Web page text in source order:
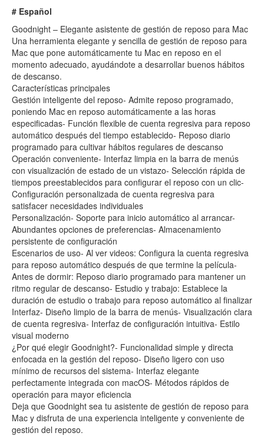
# Español
Goodnight – Elegante asistente de gestión de reposo para Mac
Una herramienta elegante y sencilla de gestión de reposo para
Mac que pone automáticamente tu Mac en reposo en el
momento adecuado, ayudándote a desarrollar buenos hábitos
de descanso.
Características principales
Gestión inteligente del reposo- Admite reposo programado,
poniendo Mac en reposo automáticamente a las horas
especificadas- Función flexible de cuenta regresiva para reposo
automático después del tiempo establecido- Reposo diario
programado para cultivar hábitos regulares de descanso
Operación conveniente- Interfaz limpia en la barra de menús
con visualización de estado de un vistazo- Selección rápida de
tiempos preestablecidos para configurar el reposo con un clic-
Configuración personalizada de cuenta regresiva para
satisfacer necesidades individuales
Personalización- Soporte para inicio automático al arrancar-
Abundantes opciones de preferencias- Almacenamiento
persistente de configuración
Escenarios de uso- Al ver videos: Configura la cuenta regresiva
para reposo automático después de que termine la película-
Antes de dormir: Reposo diario programado para mantener un
ritmo regular de descanso- Estudio y trabajo: Establece la
duración de estudio o trabajo para reposo automático al finalizar
Interfaz- Diseño limpio de la barra de menús- Visualización clara
de cuenta regresiva- Interfaz de configuración intuitiva- Estilo
visual moderno
¿Por qué elegir Goodnight?- Funcionalidad simple y directa
enfocada en la gestión del reposo- Diseño ligero con uso
mínimo de recursos del sistema- Interfaz elegante
perfectamente integrada con macOS- Métodos rápidos de
operación para mayor eficiencia
Deja que Goodnight sea tu asistente de gestión de reposo para
Mac y disfruta de una experiencia inteligente y conveniente de
gestión del reposo.